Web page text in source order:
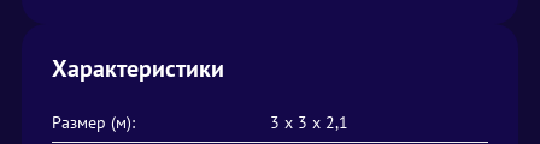
Характеристики
Размер (м):
3 х 3 х 2,1